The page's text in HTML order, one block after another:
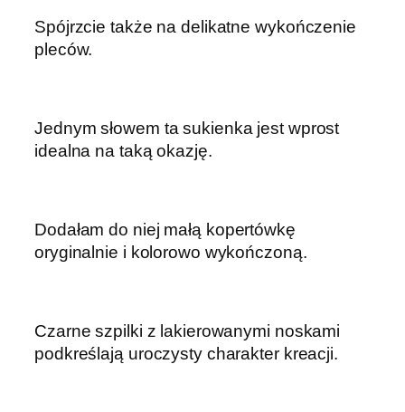
Spójrzcie także na delikatne wykończenie
pleców.
Jednym słowem ta sukienka jest wprost
idealna na taką okazję.
Dodałam do niej małą kopertówkę
oryginalnie i kolorowo wykończoną.
Czarne szpilki z lakierowanymi noskami
podkreślają uroczysty charakter kreacji.